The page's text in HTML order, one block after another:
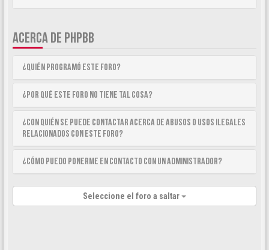
ACERCA DE PHPBB
¿Quién programó este foro?
¿Por qué este foro no tiene tal cosa?
¿Con quién se puede contactar acerca de abusos o usos ilegales
relacionados con este foro?
¿Cómo puedo ponerme en contacto con un Administrador?
Seleccione el foro a saltar